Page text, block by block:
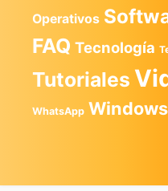
Operativos
FAQ Tecnología
Tutoriales
WhatsApp